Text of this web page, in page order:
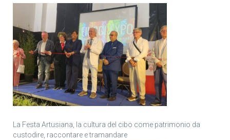
La Festa Artusiana, la cultura del cibo come patrimonio da
custodire, raccontare e tramandare